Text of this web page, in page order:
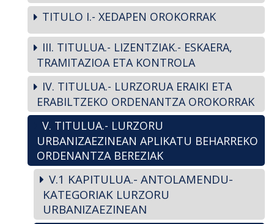
TITULO I.- XEDAPEN OROKORRAK
III. TITULUA.- LIZENTZIAK.- ESKAERA,
TRAMITAZIOA ETA KONTROLA
IV. TITULUA.- LURZORUA ERAIKI ETA
ERABILTZEKO ORDENANTZA OROKORRAK
V. TITULUA.- LURZORU
URBANIZAEZINEAN APLIKATU BEHARREKO
ORDENANTZA BEREZIAK
V.1 KAPITULUA.- ANTOLAMENDU-
KATEGORIAK LURZORU
URBANIZAEZINEAN